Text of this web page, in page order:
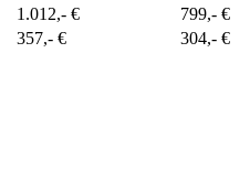
1.012,- €
799,- €
357,- € 304,- €